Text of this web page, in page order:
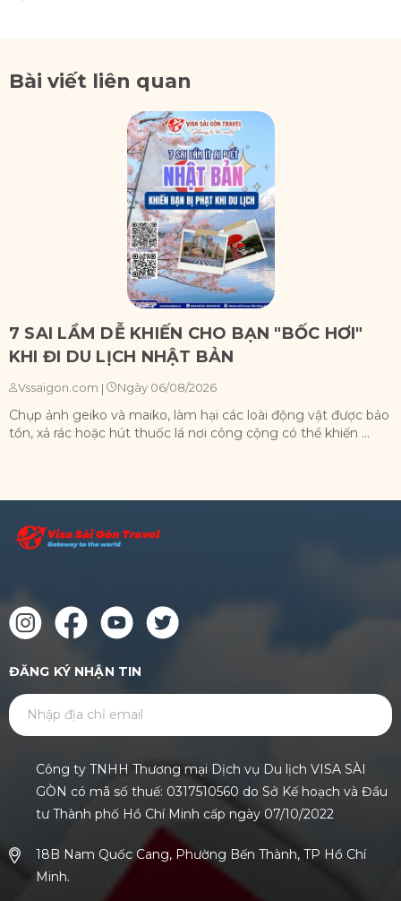
Bài viết liên quan
7 SAI LẦM DỄ KHIẾN CHO BẠN "BỐC HƠI"
KHI ĐI DU LỊCH NHẬT BẢN
Vssaigon.com | Ngày 06/08/2026
Chụp ảnh geiko và maiko, làm hại các loài động vật được bảo
tồn, xả rác hoặc hút thuốc lá nơi công cộng có thể khiến ...
ĐĂNG KÝ NHẬN TIN
Công ty TNHH Thương mại Dịch vụ Du lịch VISA SÀI
GÒN có mã số thuế: 0317510560 do Sở Kế hoạch và Đầu
tư Thành phố Hồ Chí Minh cấp ngày 07/10/2022
18B Nam Quốc Cang, Phường Bến Thành, TP Hồ Chí
Minh.